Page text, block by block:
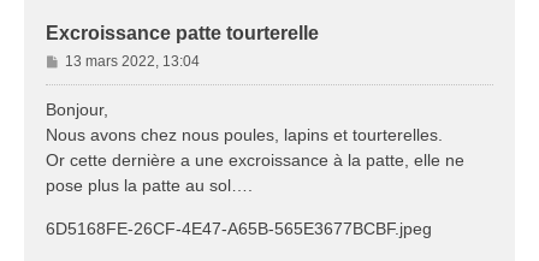
Excroissance patte tourterelle
M
e
s
g
e
13 mars 2022, 13:04
Bonjour,
Nous avons chez nous poules, lapins et tourterelles.
Or cette dernière a une excroissance à la patte, elle ne
pose plus la patte au sol….
6D5168FE-26CF-4E47-A65B-565E3677BCBF.jpeg